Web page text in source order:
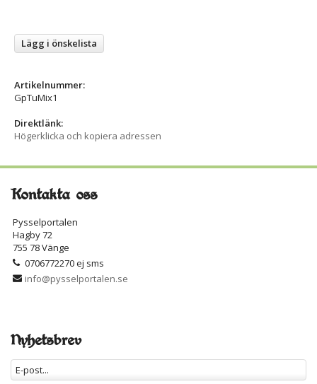
Lägg i önskelista
Artikelnummer:
GpTuMix1
Direktlänk:
Högerklicka och kopiera adressen
Kontakta oss
Pysselportalen
Hagby 72
755 78 Vänge
0706772270 ej sms
info@pysselportalen.se
Nyhetsbrev